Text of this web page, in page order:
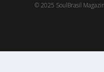
© 2025 SoulBrasil